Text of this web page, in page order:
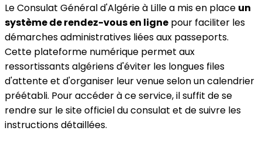
Le Consulat Général d'Algérie à Lille a mis en place un
système de rendez-vous en ligne pour faciliter les
démarches administratives liées aux passeports.
Cette plateforme numérique permet aux
ressortissants algériens d'éviter les longues files
d'attente et d'organiser leur venue selon un calendrier
préétabli. Pour accéder à ce service, il suffit de se
rendre sur le site officiel du consulat et de suivre les
instructions détaillées.